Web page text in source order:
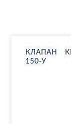
КЛА­ПАН
150-У